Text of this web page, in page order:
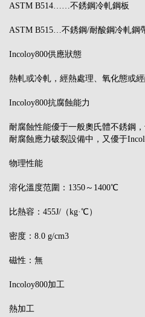
ASTM B514……不銹鋼冷軋鋼板
ASTM B515…不銹鋼/耐酸鋼冷軋
Incoloy800供應狀態
熱軋或冷軋，經熱處理、氧化態或
Incoloy800抗腐蝕能力
耐腐蝕性能優于一般奧氏體不銹鋼
耐腐蝕應力破裂設備中，又優于
物理性能
溶化溫度范圍：1350～1400℃
比熱容：455J/（kg·℃）
密度：8.0 g/cm3
磁性：無
Incoloy800加工
熱加工